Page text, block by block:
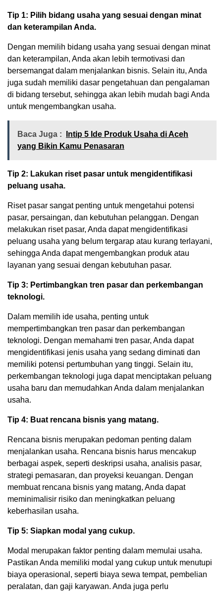
Tip 1: Pilih bidang usaha yang sesuai dengan minat
dan keterampilan Anda.
Dengan memilih bidang usaha yang sesuai dengan minat
dan keterampilan, Anda akan lebih termotivasi dan
bersemangat dalam menjalankan bisnis. Selain itu, Anda
juga sudah memiliki dasar pengetahuan dan pengalaman
di bidang tersebut, sehingga akan lebih mudah bagi Anda
untuk mengembangkan usaha.
Baca Juga :
Intip 5 Ide Produk Usaha di Aceh
yang Bikin Kamu Penasaran
Tip 2: Lakukan riset pasar untuk mengidentifikasi
peluang usaha.
Riset pasar sangat penting untuk mengetahui potensi
pasar, persaingan, dan kebutuhan pelanggan. Dengan
melakukan riset pasar, Anda dapat mengidentifikasi
peluang usaha yang belum tergarap atau kurang terlayani,
sehingga Anda dapat mengembangkan produk atau
layanan yang sesuai dengan kebutuhan pasar.
Tip 3: Pertimbangkan tren pasar dan perkembangan
teknologi.
Dalam memilih ide usaha, penting untuk
mempertimbangkan tren pasar dan perkembangan
teknologi. Dengan memahami tren pasar, Anda dapat
mengidentifikasi jenis usaha yang sedang diminati dan
memiliki potensi pertumbuhan yang tinggi. Selain itu,
perkembangan teknologi juga dapat menciptakan peluang
usaha baru dan memudahkan Anda dalam menjalankan
usaha.
Tip 4: Buat rencana bisnis yang matang.
Rencana bisnis merupakan pedoman penting dalam
menjalankan usaha. Rencana bisnis harus mencakup
berbagai aspek, seperti deskripsi usaha, analisis pasar,
strategi pemasaran, dan proyeksi keuangan. Dengan
membuat rencana bisnis yang matang, Anda dapat
meminimalisir risiko dan meningkatkan peluang
keberhasilan usaha.
Tip 5: Siapkan modal yang cukup.
Modal merupakan faktor penting dalam memulai usaha.
Pastikan Anda memiliki modal yang cukup untuk menutupi
biaya operasional, seperti biaya sewa tempat, pembelian
peralatan, dan gaji karyawan. Anda juga perlu